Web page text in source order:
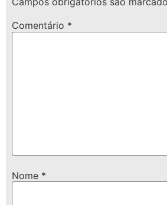
Comentário *
Nome *